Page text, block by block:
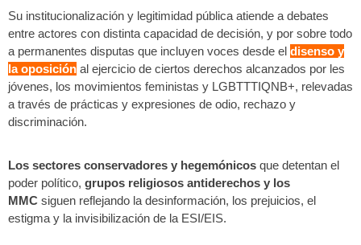
Su institucionalización y legitimidad pública atiende a debates
entre actores con distinta capacidad de decisión, y por sobre todo
a permanentes disputas que incluyen voces desde el disenso y
la oposición al ejercicio de ciertos derechos alcanzados por les
jóvenes, los movimientos feministas y LGBTTTIQNB+, relevadas
a través de prácticas y expresiones de odio, rechazo y
discriminación.
Los sectores conservadores y hegemónicos que detentan el
poder político, grupos religiosos antiderechos y los
MMC siguen reflejando la desinformación, los prejuicios, el
estigma y la invisibilización de la ESI/EIS.